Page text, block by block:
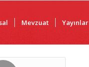
Mevzuat Yayınlar